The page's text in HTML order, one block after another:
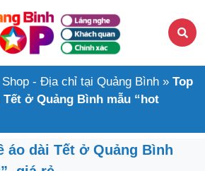
Shop - Địa chỉ tại Quảng Bình » Top
ở Quảng Bình mẫu “hot
áo dài Tết ở Quảng Bình